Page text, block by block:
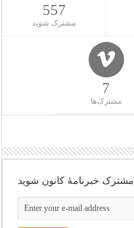
557
مشترک شوید
7
مشترک‌ها
مشترک خبرنامهٔ کانون شوید